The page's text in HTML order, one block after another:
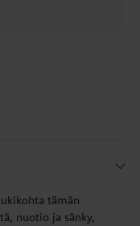
tämän
nuotio ja sänky,